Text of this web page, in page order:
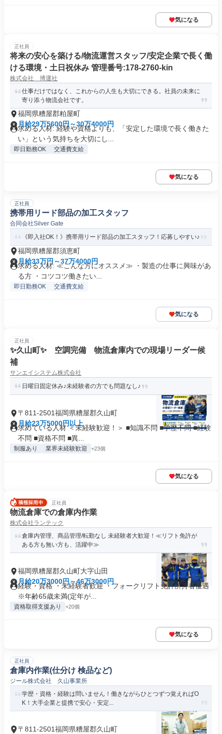
気になる
正社員
将来の安心を築ける/物流運営スタッフ/安定企業で長く働
ける環境・土日祝休み 管理番号:178-2760-kin
株式会社 博運社
仕事だけではなく、これからの人生も大切にできる。社員の未来に
寄り添う物流会社です。
福岡県糟屋郡粕屋町
月給29万5600円～30万4000円
求める人材: 経験や資格よりも、「安定した環境で長く働きた
い」という気持ちを大切にし...
即日勤務OK 交通費支給
気になる
正社員
携帯用リード部品の加工スタッフ
合同会社Silver Gate
《即入社OK！》携帯用リード部品の加工スタッフ！応募しやすい♪
福岡県糟屋郡須恵町
月給33万円～37万4000円
求める人材: ≪こんな方にオススメ≫ ・製造の仕事に興味があ
る方 ・コツコツ働きたい...
即日勤務OK 交通費支給
気になる
正社員
✨久山町✨ 空調完備 物流倉庫内での現場リーダー候
補
サンエイシステム株式会社
日曜日固定休み♪未経験者の方でも問題なし♪
〒811-2501福岡県糟屋郡久山町
月給23万5000円以上
求めている人材 ＜未経験歓迎！＞ ■知識不問 ■学歴不問 ■経験
不問 ■資格不問 ■異...
制服あり 業界未経験歓迎 +23個
気になる
正社員
物流倉庫での倉庫内作業
株式会社ランテック
倉庫内管理、商品管理/転勤なし 未経験者大歓迎！≪リフト免許が
ある方も無い方も、活躍中≫
福岡県糟屋郡久山町大字山田
月給20万3000円～46万3000円
経験・資格 ・未経験者歓迎 ・フォークリフト免許所持者優遇
※年齢65歳未満(定年が...
資格取得支援あり +20個
気になる
正社員
倉庫内作業(仕分け 検品など)
ジール株式会社 久山事業所
学歴・資格・経験は問いません！働きながらひとつずつ覚えればO
K！大手企業と提携で安心・安定...
〒811-2501福岡県糟屋郡久山町